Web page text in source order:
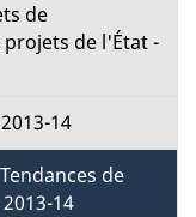
de
de l'État -
14
de
14